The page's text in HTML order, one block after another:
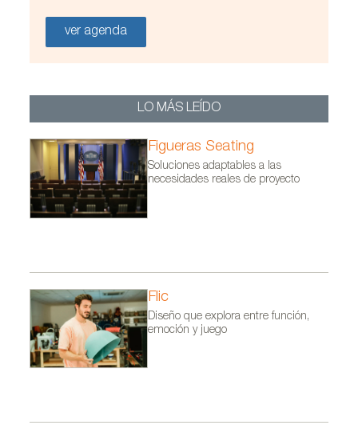
ver agenda
LO MÁS LEÍDO
Figueras Seating
Soluciones adaptables a las
necesidades reales de proyecto
Flic
Diseño que explora entre función,
emoción y juego